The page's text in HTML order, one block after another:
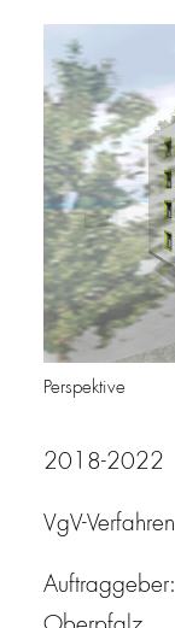
Perspektive
2018-2022
VgV-